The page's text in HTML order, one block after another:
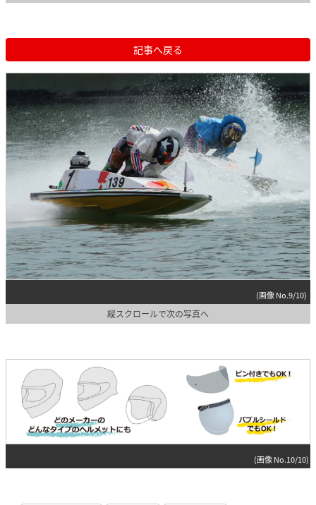
記事へ戻る
(画像 No.9/10)
縦スクロールで次の写真へ
(画像 No.10/10)